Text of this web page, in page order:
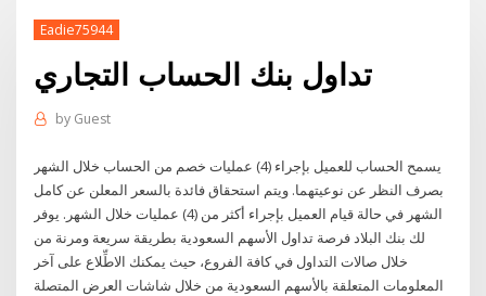
Eadie75944
تداول بنك الحساب التجاري
by Guest
يسمح الحساب للعميل بإجراء (4) عمليات خصم من الحساب خلال الشهر
بصرف النظر عن نوعيتهما. ويتم استحقاق فائدة بالسعر المعلن عن كامل
الشهر في حالة قيام العميل بإجراء أكثر من (4) عمليات خلال الشهر. يوفر
لك بنك البلاد فرصة تداول الأسهم السعودية بطريقة سريعة ومرنة من
خلال صالات التداول في كافة الفروع، حيث يمكنك الاطِّلاع على آخر
المعلومات المتعلقة بالأسهم السعودية من خلال شاشات العرض المتصلة